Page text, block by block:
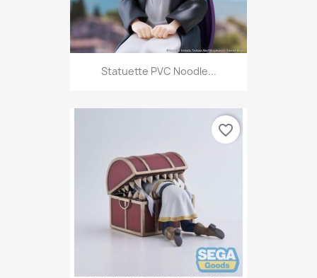
Statuette PVC Noodle...
favorite_border